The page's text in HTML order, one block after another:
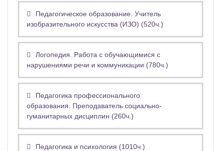
Педагогическое образование. Учитель
изобразительного искусства (ИЗО) (520ч.)
Логопедия. Работа с обучающимися с
нарушениями речи и коммуникации (780ч.)
Педагогика профессионального
образования. Преподаватель социально-
гуманитарных дисциплин (260ч.)
Педагогика и психология (1010ч.)